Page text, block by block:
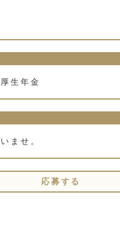
生年金
ませ。
応募する